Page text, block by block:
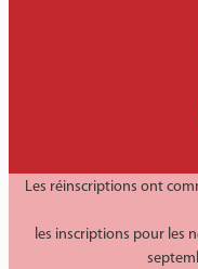
Les réinscriptions ont
les inscriptions pour les